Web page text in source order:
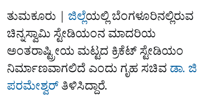
ತುಮಕೂರು | ಜಿಲ್ಲೆಯಲ್ಲಿ ಬೆಂಗಳೂರಿನಲ್ಲಿರುವ
ಚಿನ್ನಸ್ವಾಮಿ ಸ್ಟೇಡಿಯಂನ ಮಾದರಿಯ
ಅಂತರಾಷ್ಟ್ರೀಯ ಮಟ್ಟದ ಕ್ರಿಕೆಟ್‌ ಸ್ಟೇಡಿಯಂ
ನಿರ್ಮಾಣವಾಗಲಿದೆ ಎಂದು ಗೃಹ ಸಚಿವ ಡಾ. ಜಿ
ಪರಮೇಶ್ವರ್‌ತಿಳಿಸಿದ್ದಾರೆ.